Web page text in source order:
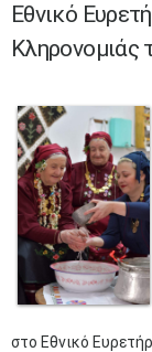
Εθνικό
Κληρονομιάς
στο Εθνικό